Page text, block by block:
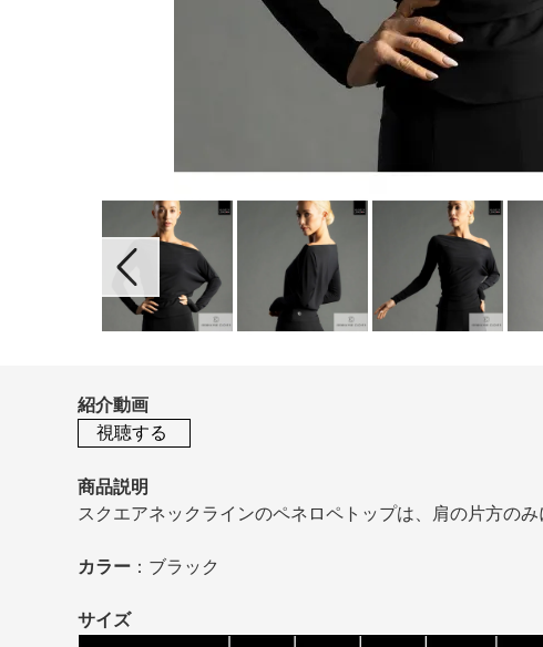
紹介動画
視聴する
商品説明
スクエアネックラインのペネロペトップは、肩の片方のみ
カラー：ブラック
サイズ